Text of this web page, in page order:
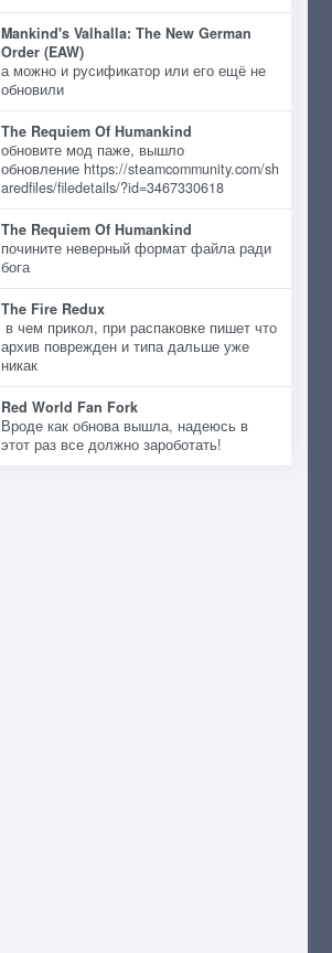
Mankind's Valhalla: The New German
Order (EAW)
а можно и русификатор или его ещё не
обновили
The Requiem Of Humankind
обновите мод паже, вышло
обновление https://steamcommunity.com/sh
aredfiles/filedetails/?id=3467330618
The Requiem Of Humankind
почините неверный формат файла ради
бога
The Fire Redux
в чем прикол, при распаковке пишет что
архив поврежден и типа дальше уже
никак
Red World Fan Fork
Вроде как обнова вышла, надеюсь в
этот раз все должно зароботать!